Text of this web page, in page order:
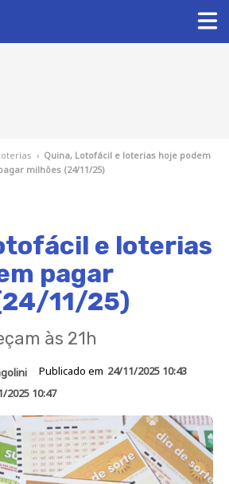
› Quina, Lotofácil e loterias hoje podem
milhões (24/11/25)
e loterias
pagar
11/25)
às 21h
Publicado em 24/11/2025 10:43
2025 10:47